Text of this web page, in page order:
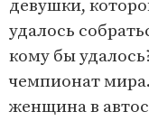
девушки,
удалось
кому бы
чемпионат
женщина в